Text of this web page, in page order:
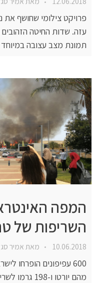
פרויקט צילומי שחושף את
עזה. שדות החיטה
תמונת מצב עצובה במיוחד
המפה
השריפות של
10.06.2018 מאתאמיר
מהם יורטו ו-198 גרמו לשריפות. הנה הרשימה המלאה